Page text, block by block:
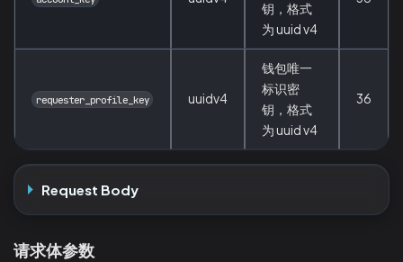
钥，格式
为 uuid v4
requester_profile_key uuidv4
钱包唯一
标识密
钥，格式
为 uuid v4
36
Request Body
请求体参数